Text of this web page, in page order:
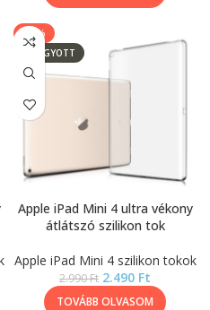
-17%
ELFOGYOTT
Apple iPad Mini 4 ultra vékony
átlátszó szilikon tok
Apple iPad Mini 4 szilikon tokok
2.990Ft 2.490 Ft
TOVÁBB OLVASOM